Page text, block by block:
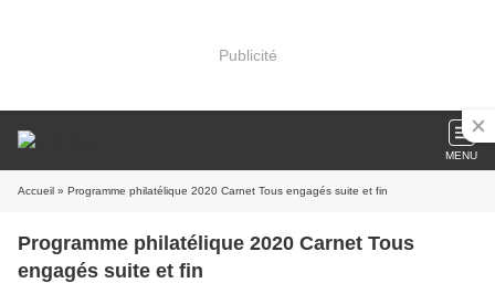
Publicité
MENU
Accueil » Programme philatélique 2020 Carnet Tous engagés suite et fin
Programme philatélique 2020 Carnet Tous
engagés suite et fin